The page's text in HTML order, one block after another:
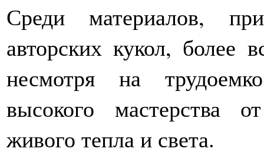
Среди материалов,
авторских кукол, более
несмотря на
высокого мастерства
живого тепла и света.